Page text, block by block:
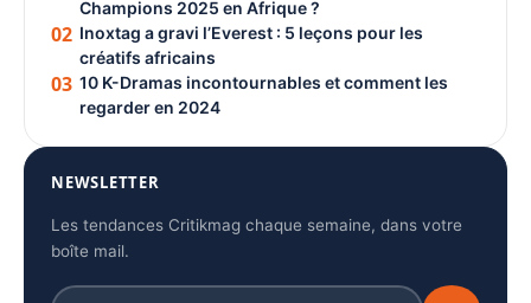
Champions 2025 en Afrique ?
02 Inoxtag a gravi l’Everest : 5 leçons pour les
créatifs africains
03 10 K-Dramas incontournables et comment les
regarder en 2024
NEWSLETTER
Les tendances Critikmag chaque semaine, dans votre
boîte mail.